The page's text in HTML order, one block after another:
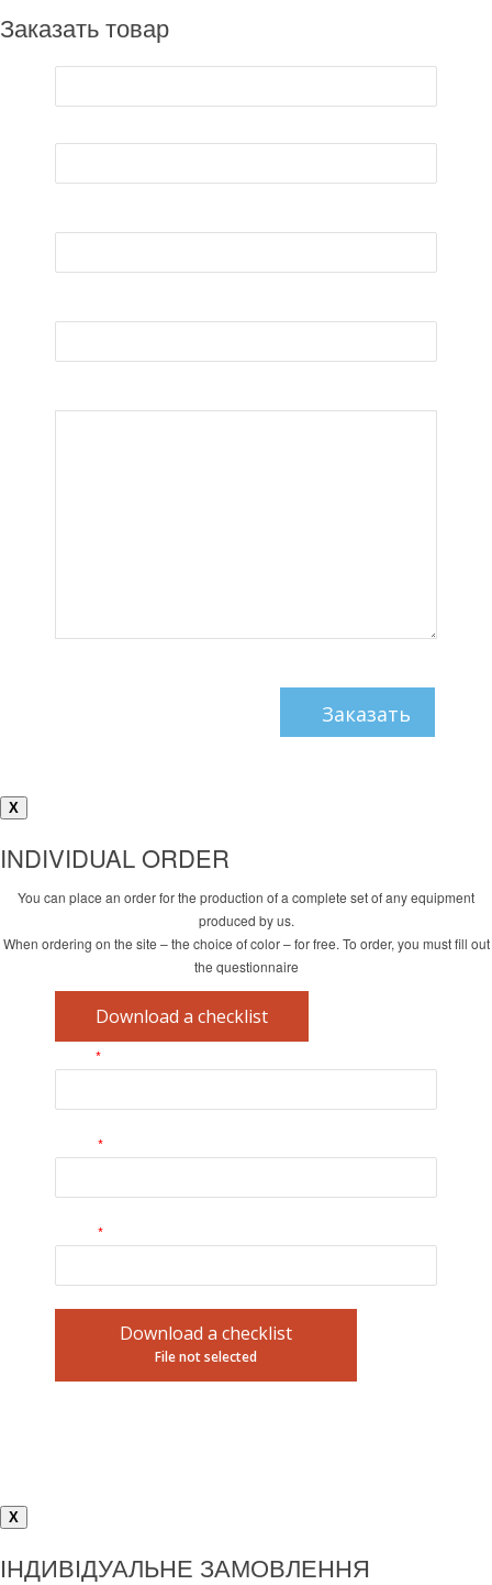
Заказать товар
X
INDIVIDUAL ORDER
You can place an order for the production of a complete set of any equipment
produced by us.
When ordering on the site – the choice of color – for free. To order, you must fill out
the questionnaire
Download a checklist
*
*
*
Download a checklist
File not selected
X
ІНДИВІДУАЛЬНЕ ЗАМОВЛЕННЯ